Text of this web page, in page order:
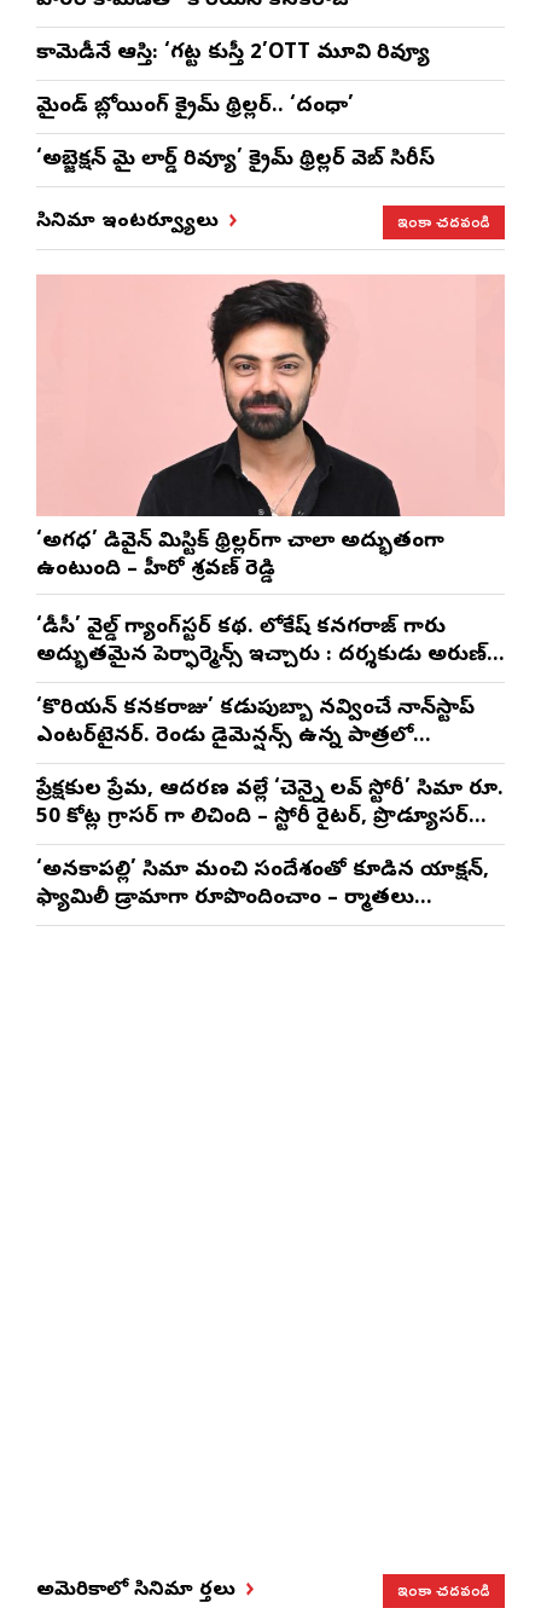
కామెడీనే ఆస్తి: ‘గట్ట కుస్తీ 2’OTT మూవి రివ్యూ
మైండ్ బ్లోయింగ్ క్రైమ్ థ్రిల్లర్.. ‘దంధా’
‘అబ్జెక్ష‌న్ మై లార్డ్ రివ్యూ’ క్రైమ్ థ్రిల్ల‌ర్ వెబ్ సిరీస్
సినిమా ఇంటర్వ్యూలు ఇంకా చదవండి
‘అగధ’ డివైన్ మిస్టిక్ థ్రిల్లర్‌గా చాలా అద్భుతంగా
ఉంటుంది – హీరో శ్రవణ్ రెడ్డి
‘డీసీ’ వైల్డ్ గ్యాంగ్‌స్టర్ కథ. లోకేష్ కనగరాజ్ గారు
అద్భుతమైన పెర్ఫార్మెన్స్ ఇచ్చారు : దర్శకుడు అరుణ్
మాథేశ్వరన్
‘కొరియన్ కనకరాజు’ కడుపుబ్బా నవ్వించే నాన్‌స్టాప్
ఎంటర్‌టైనర్. రెండు డైమెన్షన్స్ ఉన్న పాత్రలో
నటించడం చాలా సంతృప్తినిచ్చింది : వరుణ్ తేజ్
ప్రేక్షకుల ప్రేమ, ఆదరణ వల్లే ‘చెన్నై లవ్ స్టోరీ’ సినిమా రూ.
50 కోట్ల గ్రాసర్ గా నిలిచింది – స్టోరీ రైటర్, ప్రొడ్యూసర్
సాయి రాజేష్
‘అనకాపల్లి’ సినిమాని మంచి సందేశంతో కూడిన యాక్షన్,
ఫ్యామిలీ డ్రామాగా రూపొందించాం – నిర్మాతలు
త్రినాథరావు నక్కిన, కాండ్రేగుల నాయుడు
అమెరికాలో సినిమా వార్తలు ఇంకా చదవండి